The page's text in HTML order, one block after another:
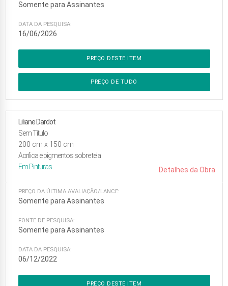
Somente para Assinantes
DATA DA PESQUISA:
16/06/2026
PREÇO DESTE ITEM
PREÇO DE TUDO
Liliane Dardot
Sem Título
200 cm x 150 cm
Acrílica e pigmentos sobre tela
Em Pinturas Detalhes da Obra
PREÇO DA ÚLTIMA AVALIAÇÃO/LANCE:
Somente para Assinantes
FONTE DE PESQUISA:
Somente para Assinantes
DATA DA PESQUISA:
06/12/2022
PREÇO DESTE ITEM